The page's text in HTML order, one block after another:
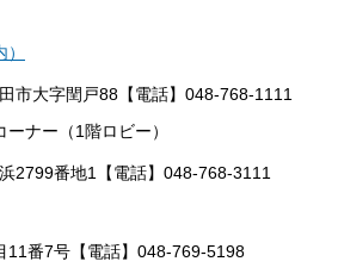
市大字閏戸88【電話】048-768-1111
ーナー（1階ロビー）
2799番地1【電話】048-768-3111
11番7号【電話】048-769-5198